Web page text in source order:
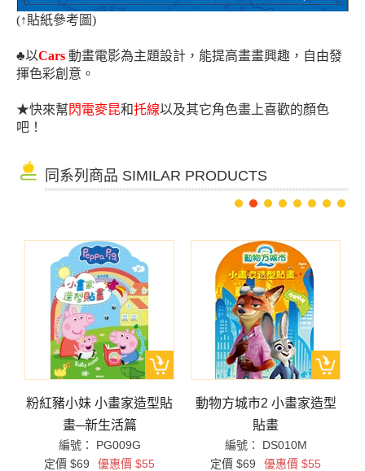
(↑貼紙參考圖)
♣以Cars 動畫電影為主題設計，能提高畫畫興趣， 自由發
揮色彩創意。
★快來幫閃電麥昆和托線以及其它角色畫上喜歡的顏色
吧！
同系列商品 SIMILAR PRODUCTS
粉紅豬小妹 小畫家造型貼
畫─新生活篇
編號： PG009G
定價 $69
優惠價 $55
動物方城市2 小畫家造型
貼畫
編號： DS010M
定價 $69
優惠價 $55